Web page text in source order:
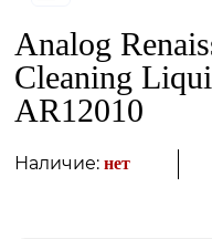
Analog
Cleaning
AR12010
Наличие:нет